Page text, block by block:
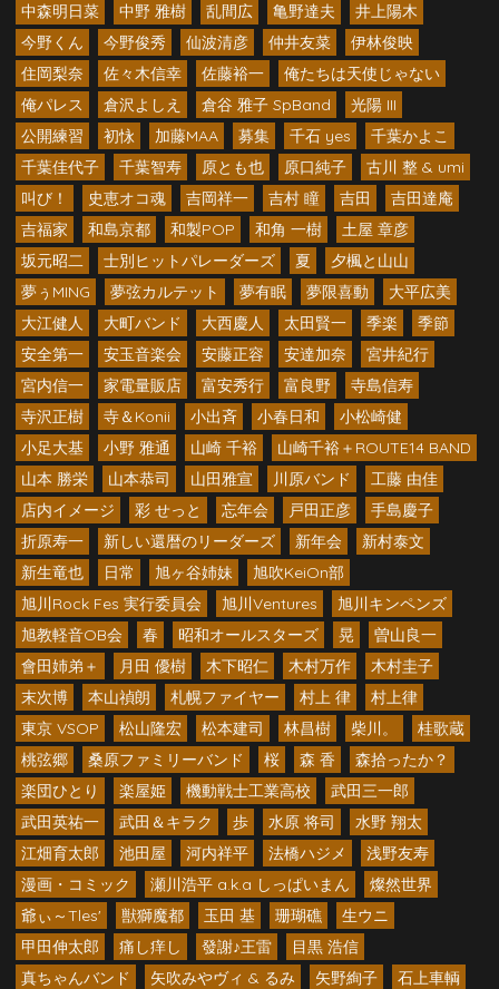
中森明日菜
中野 雅樹 乱間広 亀野達夫
井上陽木
今野くん
今野俊秀 仙波清彦 仲井友菜
伊林俊映
住岡梨奈
佐々木信幸 佐藤裕一
俺たちは天使じゃない
俺パレス
倉沢よしえ 倉谷 雅子 SpBand
光陽 III
公開練習
初怺 加藤MAA 募集 千石 yes
千葉かよこ
千葉佳代子
千葉智寿 原とも也 原口純子
古川 整 & umi
叫び！
史恵オコ魂 吉岡祥一 吉村 瞳 吉田
吉田達庵
吉福家
和島京都 和製POP 和角 一樹
土屋 章彦
坂元昭二
士別ヒットパレーダーズ 夏
夕楓と山山
夢ぅMING
夢弦カルテット 夢有眠 夢限喜動
大平広美
大江健人
大町バンド 大西慶人 太田賢一 季楽
季節
安全第一
安玉音楽会 安藤正容 安達加奈
宮井紀行
宮内信一
家電量販店 富安秀行 富良野
寺島信寿
寺沢正樹
寺＆Konii 小出斉 小春日和
小松崎健
小足大基
小野 雅通 山崎 千裕
山崎千裕＋ROUTE14 BAND
山本 勝栄
山本恭司 山田雅宣 川原バンド
工藤 由佳
店内イメージ
彩 せっと 忘年会 戸田正彦
手島慶子
折原寿一
新しい還暦のリーダーズ 新年会
新村泰文
新生竜也
日常 旭ヶ谷姉妹
旭吹KeiOn部
旭川Rock Fes 実行委員会
旭川Ventures
旭川キンペンズ
旭教軽音OB会
春 昭和オールスターズ 晃
曽山良一
會田姉弟＋
月田 優樹 木下昭仁 木村万作
木村圭子
末次博
本山禎朗 札幌ファイヤー 村上 律
村上律
東京 VSOP
松山隆宏 松本建司 林昌樹 柴川。
桂歌蔵
桃弦郷
桑原ファミリーバンド 桜 森 香
森拾ったか？
楽団ひとり
楽屋姫 機動戦士工業高校
武田三一郎
武田英祐一
武田＆キラク 歩 水原 将司
水野 翔太
江畑育太郎
池田屋 河内祥平 法橋ハジメ
浅野友寿
漫画・コミック
瀬川浩平 a.k.a しっぱいまん
燦然世界
爺ぃ～Tles'
獣獅魔都 玉田 基 珊瑚礁
生ウニ
甲田伸太郎
痛し痒し 發謝♪王雷
目黒 浩信
真ちゃんバンド
矢吹みやヴィ & るみ 矢野絢子
石上車輌